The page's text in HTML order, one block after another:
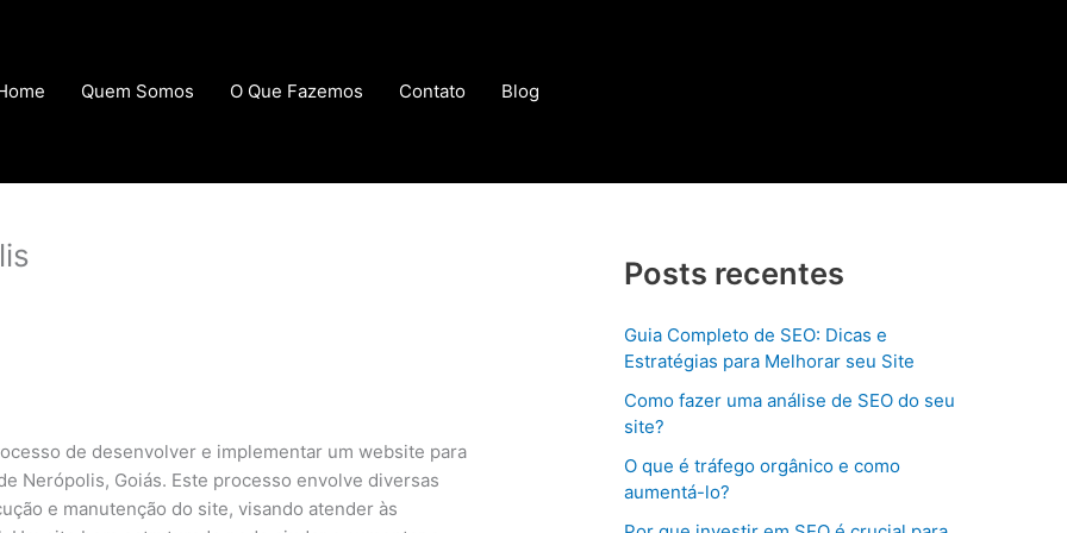
Quem Somos O Que Fazemos Contato Blog
de desenvolver e implementar um website para
Nerópolis, Goiás. Este processo envolve diversas
e manutenção do site, visando atender às
Posts recentes
Guia Completo de SEO: Dicas e
Estratégias para Melhorar seu Site
Como fazer uma análise de SEO do seu
site?
O que é tráfego orgânico e como
aumentá-lo?